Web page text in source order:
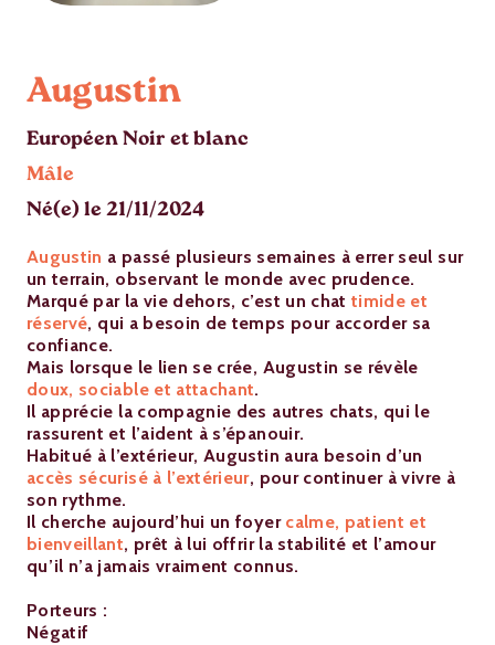
Augustin
Européen Noir et blanc
Mâle
Né(e) le 21/11/2024
Augustin a passé plusieurs semaines à errer seul sur
un terrain, observant le monde avec prudence.
Marqué par la vie dehors, c’est un chat timide et
réservé, qui a besoin de temps pour accorder sa
confiance.
Mais lorsque le lien se crée, Augustin se révèle
doux, sociable et attachant.
Il apprécie la compagnie des autres chats, qui le
rassurent et l’aident à s’épanouir.
Habitué à l’extérieur, Augustin aura besoin d’un
accès sécurisé à l’extérieur, pour continuer à vivre à
son rythme.
Il cherche aujourd’hui un foyer calme, patient et
bienveillant, prêt à lui offrir la stabilité et l’amour
qu’il n’a jamais vraiment connus.
Porteurs :
Négatif